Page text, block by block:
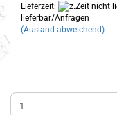
Lieferzeit:
lieferbar/Anfragen
(Ausland abweichend)